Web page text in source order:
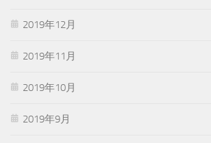
2019年12月
2019年11月
2019年10月
2019年9月